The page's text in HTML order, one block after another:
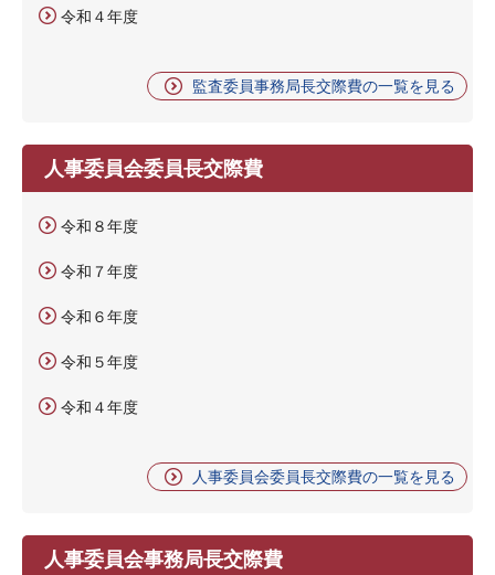
令和４年度
監査委員事務局長交際費の一覧を見る
人事委員会委員長交際費
令和８年度
令和７年度
令和６年度
令和５年度
令和４年度
人事委員会委員長交際費の一覧を見る
人事委員会事務局長交際費